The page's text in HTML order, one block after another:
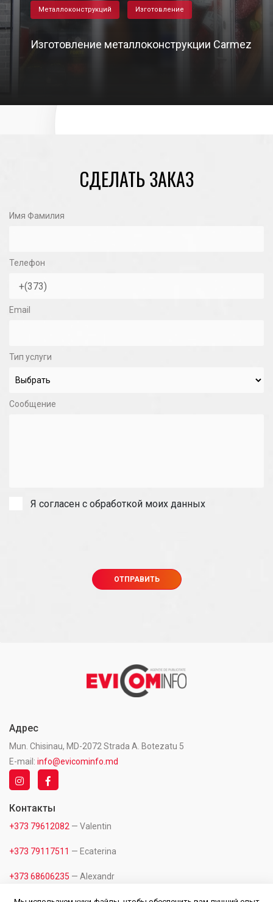
Металлоконструкций Изготовление
Изготовление металлоконструкции Carmez
СДЕЛАТЬ ЗАКАЗ
Имя Фамилия
Телефон
Email
Тип услуги
Сообщение
Я согласен с обработкой моих данных
Адрес
Mun. Chisinau, MD-2072 Strada A. Botezatu 5
E-mail: info@evicominfo.md
Контакты
+373 79612082 — Valentin
+373 79117511 — Ecaterina
+373 68606235 — Alexandr